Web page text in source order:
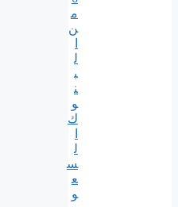
م
ن
ل
ب
ن
و
ك
ل
س
ع
و